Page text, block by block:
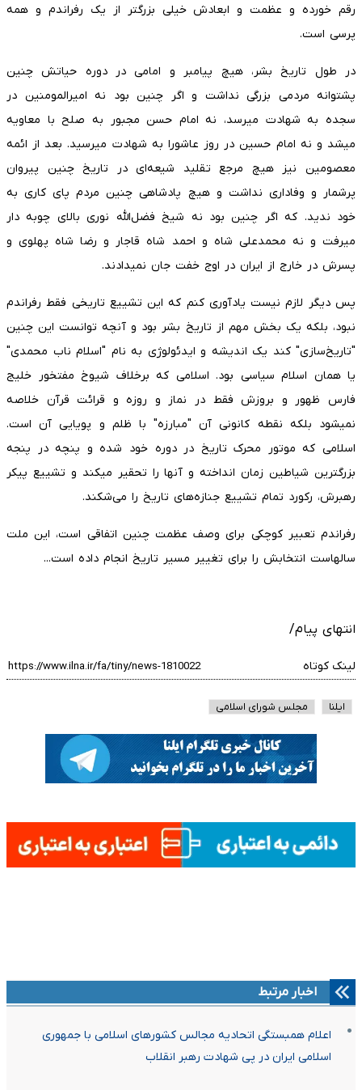
رقم خورده و عظمت و ابعادش خیلی بزرگتر از یک رفراندم و همه
پرسی است.
در طول تاریخ بشر، هیچ پیامبر و امامی در دوره حیاتش چنین
پشتوانه مردمی بزرگی نداشت و اگر چنین بود نه امیرالمومنین در
سجده به شهادت میرسد، نه امام حسن مجبور به صلح با معاویه
میشد و نه امام حسین در روز عاشورا به شهادت میرسید. بعد از ائمه
معصومین نیز هیچ مرجع تقلید شیعه‌ای در تاریخ چنین پیروان
پرشمار و وفاداری نداشت و هیچ پادشاهی چنین مردم پای کاری به
خود ندید. که اگر چنین بود نه شیخ فضل‌الله نوری بالای چوبه دار
میرفت و نه محمدعلی شاه و احمد شاه قاجار و رضا شاه پهلوی و
پسرش در خارج از ایران در اوج خفت جان نمیدادند.
پس دیگر لازم نیست یادآوری کنم که این تشییع تاریخی فقط رفراندم
نبود، بلکه یک بخش مهم از تاریخ بشر بود و آنچه توانست این چنین
"تاریخ‌سازی" کند یک اندیشه و ایدئولوژی به نام "اسلام ناب محمدی"
یا همان اسلام سیاسی بود. اسلامی که برخلاف شیوخ مفتخور خلیج
فارس ظهور و بروزش فقط در نماز و روزه و قرائت قرآن خلاصه
نمیشود بلکه نقطه کانونی آن "مبارزه" با ظلم و پویایی آن است.
اسلامی که موتور محرک تاریخ در دوره خود شده و پنچه در پنجه
بزرگترین شیاطین زمان انداخته و آنها را تحقیر میکند و تشییع پیکر
رهبرش، رکورد تمام تشییع جنازه‌های تاریخ را می‌شکند.
رفراندم تعبیر کوچکی برای وصف عظمت چنین اتفاقی است، این ملت
سالهاست انتخابش را برای تغییر مسیر تاریخ انجام داده است...
انتهای پیام/
لینک کوتاه
ایلنا مجلس شورای اسلامی
اخبار مرتبط
اعلام همبستگی اتحادیه مجالس کشورهای اسلامی با جمهوری
اسلامی ایران در پی شهادت رهبر انقلاب